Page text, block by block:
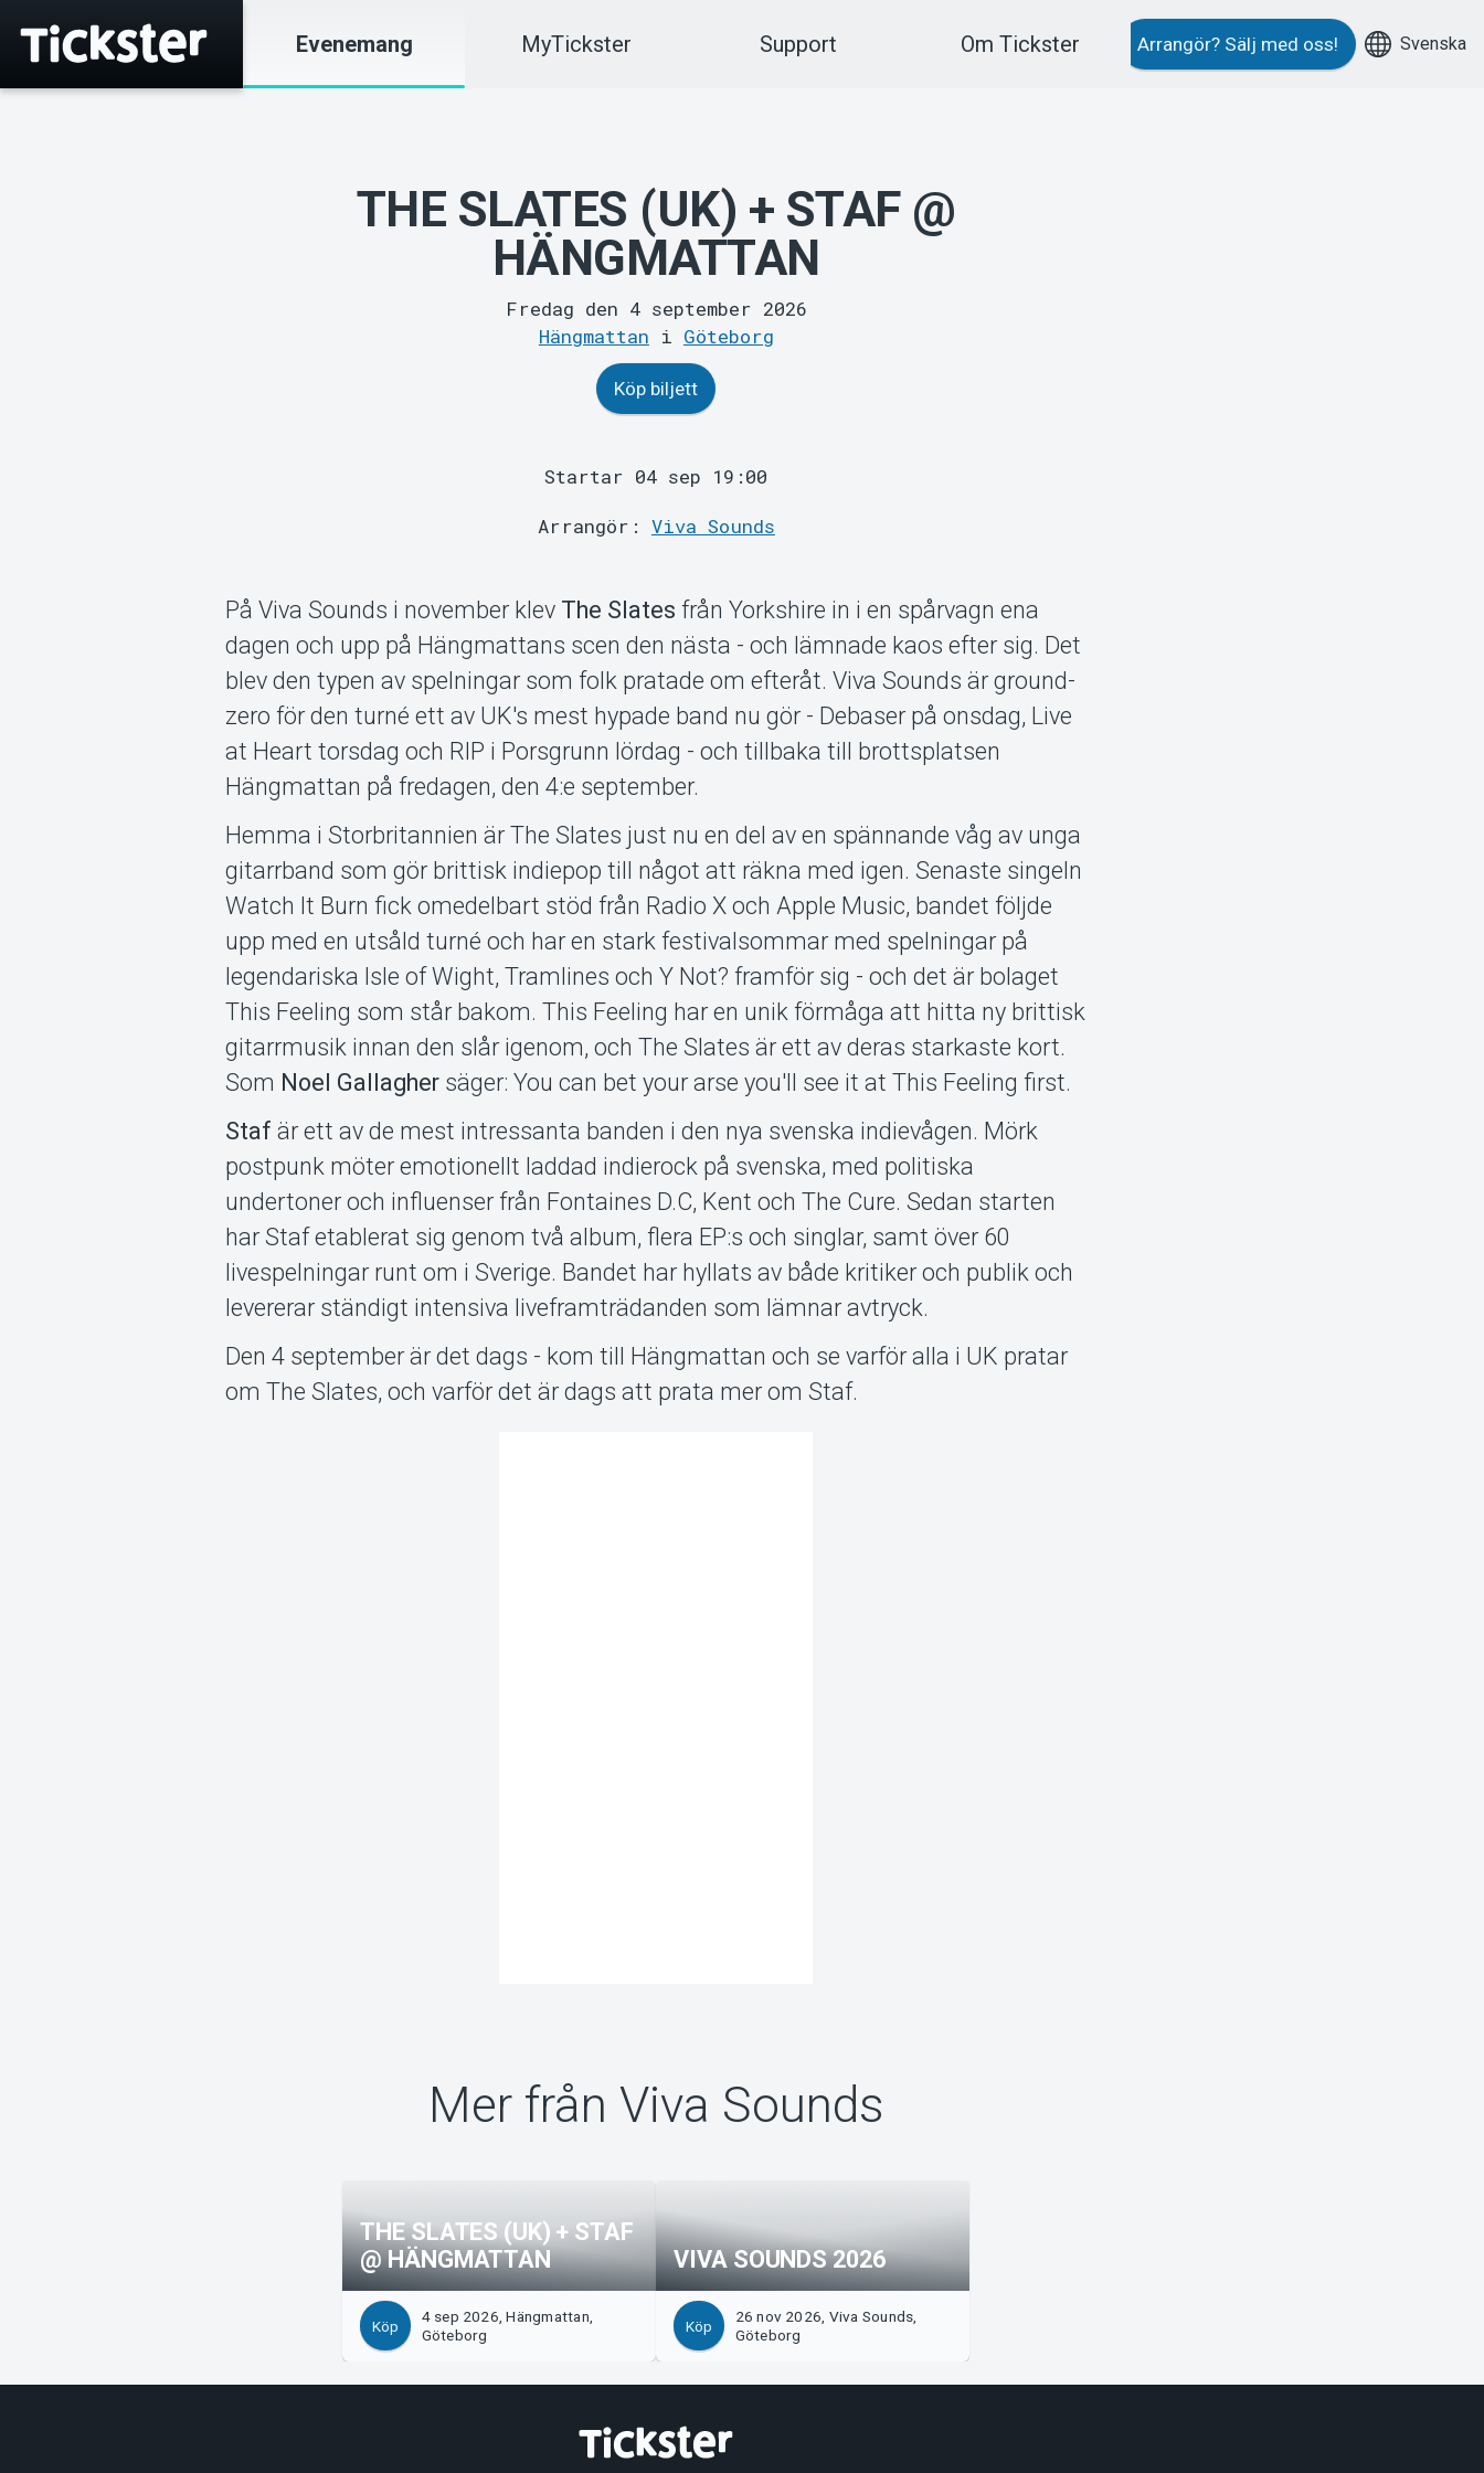
Evenemang MyTickster Support Om Tickster Arrangör? Sälj med oss! Svenska
THE SLATES (UK) + STAF @
HÄNGMATTAN
Fredag den 4 september 2026
Hängmattan i Göteborg
Köp biljett
Startar 04 sep 19:00
Arrangör: Viva Sounds
På Viva Sounds i november klev The Slates från Yorkshire in i en spårvagn ena
dagen och upp på Hängmattans scen den nästa - och lämnade kaos efter sig. Det
blev den typen av spelningar som folk pratade om efteråt. Viva Sounds är ground-
zero för den turné ett av UK's mest hypade band nu gör - Debaser på onsdag, Live
at Heart torsdag och RIP i Porsgrunn lördag - och tillbaka till brottsplatsen
Hängmattan på fredagen, den 4:e september.
Hemma i Storbritannien är The Slates just nu en del av en spännande våg av unga
gitarrband som gör brittisk indiepop till något att räkna med igen. Senaste singeln
Watch It Burn fick omedelbart stöd från Radio X och Apple Music, bandet följde
upp med en utsåld turné och har en stark festivalsommar med spelningar på
legendariska Isle of Wight, Tramlines och Y Not? framför sig - och det är bolaget
This Feeling som står bakom. This Feeling har en unik förmåga att hitta ny brittisk
gitarrmusik innan den slår igenom, och The Slates är ett av deras starkaste kort.
Som Noel Gallagher säger: You can bet your arse you'll see it at This Feeling first.
Staf är ett av de mest intressanta banden i den nya svenska indievågen. Mörk
postpunk möter emotionellt laddad indierock på svenska, med politiska
undertoner och influenser från Fontaines D.C, Kent och The Cure. Sedan starten
har Staf etablerat sig genom två album, flera EP:s och singlar, samt över 60
livespelningar runt om i Sverige. Bandet har hyllats av både kritiker och publik och
levererar ständigt intensiva liveframträdanden som lämnar avtryck.
Den 4 september är det dags - kom till Hängmattan och se varför alla i UK pratar
om The Slates, och varför det är dags att prata mer om Staf.
Mer från Viva Sounds
THE SLATES (UK) + STAF
@ HÄNGMATTAN
Köp
4 sep 2026, Hängmattan,
Göteborg
VIVA SOUNDS 2026
Köp
26 nov 2026, Viva Sounds,
Göteborg